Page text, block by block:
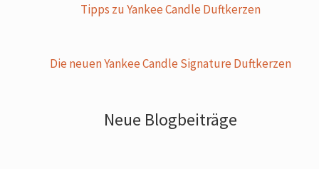
Tipps zu Yankee Candle Duftkerzen
Die neuen Yankee Candle Signature Duftkerzen
Neue Blogbeiträge